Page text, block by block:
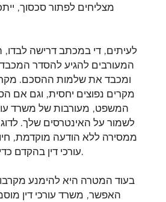
מצליחים לפתור סכסוך,
לעיתים, די במכתב דרישה לבדו,
המעורבים להגיע להסדר
ומכבד את שלמות ההסכם.
מקרים נפוצים יחסית, וגם אם
המשפט, מעורבות של משרד
לשמור על האינטרסים שלך.
ממסירה ללא הודעה מוקדמת,
עורכי דין בהקדם כדי להגן על הנכסים שלך.
בעוד המטרה היא להימנע
האפשר, משרד עורכי דין